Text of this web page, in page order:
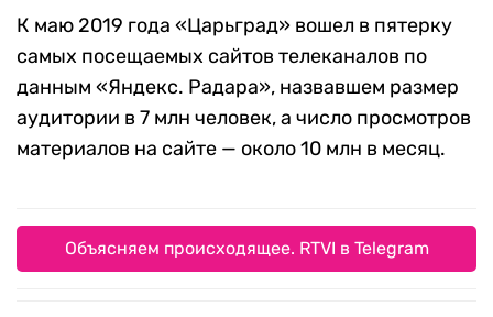
К маю 2019 года «Царьград» вошел в пятерку
самых посещаемых сайтов телеканалов по
данным «Яндекс. Радара», назвавшем размер
аудитории в 7 млн человек, а число просмотров
материалов на сайте — около 10 млн в месяц.
Объясняем происходящее. RTVI в Telegram